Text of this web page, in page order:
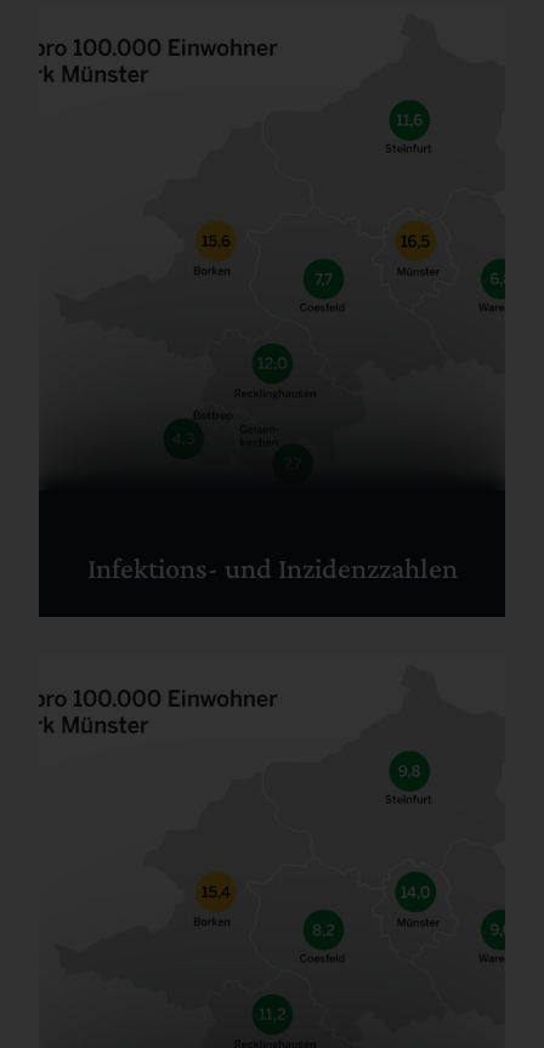
Infektions- und Inzidenzzahlen